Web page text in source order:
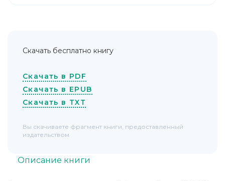
Описание книги
Скачать бесплатно книгу
Скачать в PDF
Скачать в EPUB
Скачать в TXT
Вы скачиваете фрагмент книги, предоставленный
издательством